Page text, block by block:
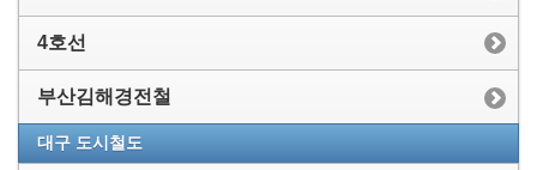
4호선
부산김해경전철
대구 도시철도